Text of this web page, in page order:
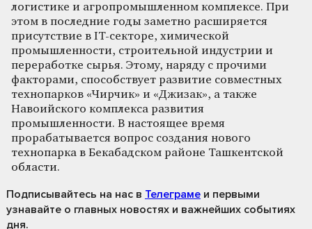
логистике и агропромышленном комплексе. При
этом в последние годы заметно расширяется
присутствие в IT-секторе, химической
промышленности, строительной индустрии и
переработке сырья. Этому, наряду с прочими
факторами, способствует развитие совместных
технопарков «Чирчик» и «Джизак», а также
Навоийского комплекса развития
промышленности. В настоящее время
прорабатывается вопрос создания нового
технопарка в Бекабадском районе Ташкентской
области.
Подписывайтесь на нас в Телеграме и первыми
узнавайте о главных новостях и важнейших событиях
дня.